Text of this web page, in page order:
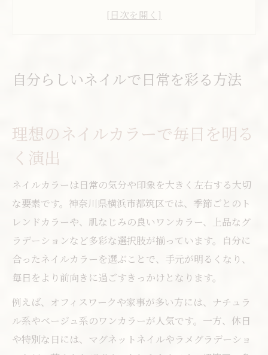
ネイルデザイン選びで自分らしさを表現
トレンドカラーを楽しむ都筑区のネイル体験
マグネットネイルやニュアンス系も人気
ららぽーと周辺で話題のネイルサロン紹介
ネイルの口コミから見る人気カラー傾向
口コミで話題のネイルデザインを厳選
話題のネイルデザインを口コミで比較
都筑区で人気のネイルサロン実体験レポ
センター北で注目の新作ネイルを発見
口コミ評価から選ぶおすすめデザイン
ネイルサロン選びで失敗しないコツ
理想に近づくネイル選びのポイント徹底解説
理想のネイル実現へ必要な選び方のコツ
自分らしいネイルで日常を彩る方法
理想のネイルカラーで毎日を明る
く演出
ネイルカラーは日常の気分や印象を大きく左右する大切
な要素です。神奈川県横浜市都筑区では、季節ごとのト
レンドカラーや、肌なじみの良いワンカラー、上品なグ
ラデーションなど多彩な選択肢が揃っています。自分に
合ったネイルカラーを選ぶことで、手元が明るくなり、
毎日をより前向きに過ごすきっかけとなります。
例えば、オフィスワークや家事が多い方には、ナチュラ
ル系やベージュ系のワンカラーが人気です。一方、休日
や特別な日には、マグネットネイルやラメグラデーショ